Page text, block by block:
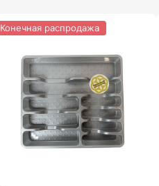
Конечная распродажа